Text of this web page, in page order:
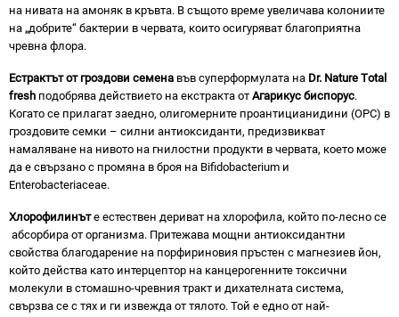
на нивата на амоняк в кръвта. В същото време увеличава колониите
на „добрите“ бактерии в червата, които осигуряват благоприятна
чревна флора.
Естрактът от гроздови семена във суперформулата на Dr. Nature Тotal
fresh подобрява действието на екстракта от Агарикус биспорус.
Когато се прилагат заедно, олигомерните проантицианидини (OPC) в
гроздовите семки – силни антиоксиданти, предизвикват
намаляване на нивото на гнилостни продукти в червата, което може
да е свързано с промяна в броя на Bifidobacterium и
Enterobacteriaceae.
Хлорофилинъте естествен дериват на хлорофила, който по-лесно се
абсорбира от организма. Притежава мощни антиоксидантни
свойства благодарение на порфириновия пръстен с магнезиев йон,
който действа като интерцептор на канцерогенните токсични
молекули в стомашно-чревния тракт и дихателната система,
свързва се с тях и ги извежда от тялото. Той е едно от най-